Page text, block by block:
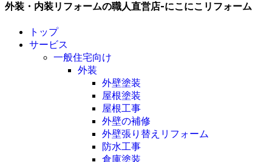
外装・内装リフォームの職人直営店-にこにこリフォーム
トップ
サービス
一般住宅向け
外装
外壁塗装
屋根塗装
屋根工事
外壁の補修
外壁張り替えリフォーム
防水工事
倉庫塗装